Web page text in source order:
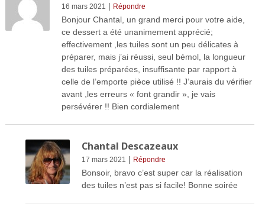
16 mars 2021 | Répondre
Bonjour Chantal, un grand merci pour votre aide,
ce dessert a été unanimement apprécié;
effectivement ,les tuiles sont un peu délicates à
préparer, mais j’ai réussi, seul bémol, la longueur
des tuiles préparées, insuffisante par rapport à
celle de l’emporte pièce utilisé !! J’aurais du vérifier
avant ,les erreurs « font grandir », je vais
persévérer !! Bien cordialement
Chantal Descazeaux
17 mars 2021 | Répondre
Bonsoir, bravo c’est super car la réalisation
des tuiles n’est pas si facile! Bonne soirée